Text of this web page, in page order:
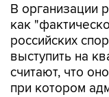
В организации
как
российских
выступить на
считают, что
при котором